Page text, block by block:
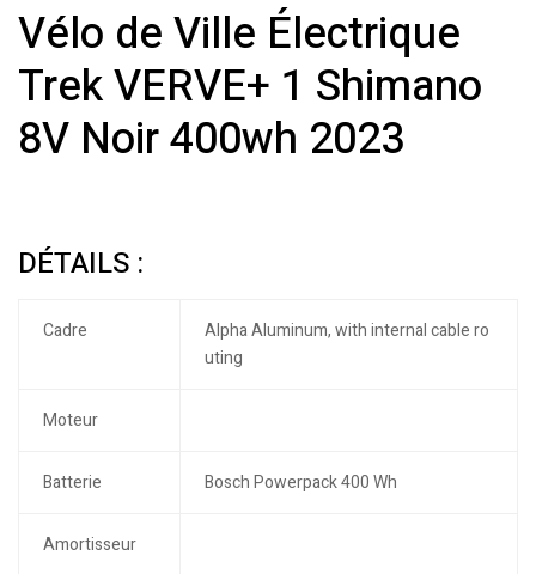
Vélo de Ville Électrique
Trek VERVE+ 1 Shimano
8V Noir 400wh 2023
DÉTAILS :
Cadre
Alpha Aluminum, with internal cable ro
uting
Moteur
Batterie Bosch Powerpack 400 Wh
Amortisseur